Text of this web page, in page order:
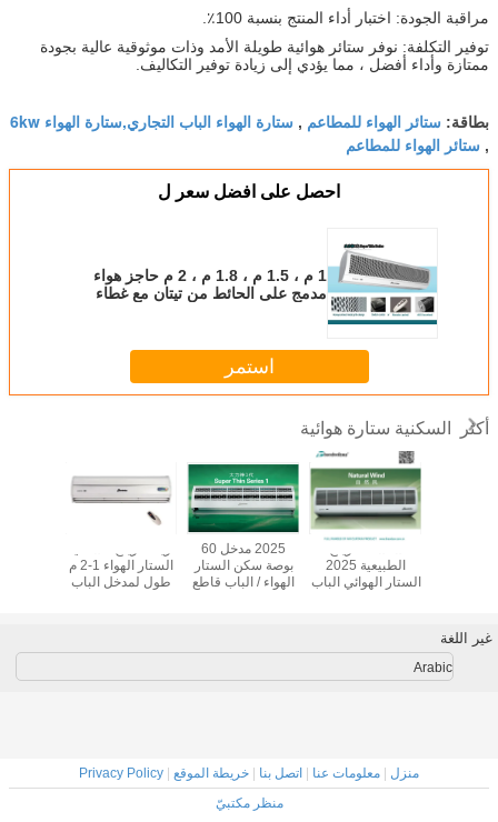
مراقبة الجودة: اختبار أداء المنتج بنسبة 100٪.
توفير التكلفة: نوفر ستائر هوائية طويلة الأمد وذات موثوقية عالية بجودة
ممتازة وأداء أفضل ، مما يؤدي إلى زيادة توفير التكاليف.
بطاقة: ستائر الهواء للمطاعم , ستارة الهواء الباب التجاري,ستارة الهواء 6kw
, ستائر الهواء للمطاعم
احصل على افضل سعر ل
1 م ، 1.5 م ، 1.8 م ، 2 م حاجز هواء
مدمج على الحائط من تيتان مع غطاء
استمر
أكثر السكنية ستارة هوائية
الستار الهواء 1-2 م
طول لمدخل الباب
2025 مدخل 60
بوصة سكن الستار
الهواء / الباب قاطع
الطبيعية 2025
الستار الهوائي الباب
غير اللغة
Arabic
منزل معلومات عنا اتصل بنا خريطة الموقع
Privacy Policy
منظر مكتبيّ